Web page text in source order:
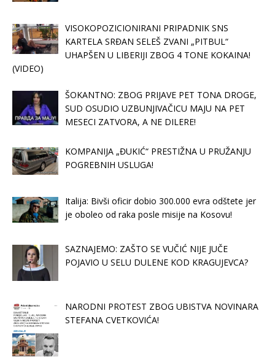
VISOKOPOZICIONIRANI PRIPADNIK SNS
KARTELA SRĐAN SELEŠ ZVANI „PITBUL“
UHAPŠEN U LIBERIJI ZBOG 4 TONE KOKAINA!
(VIDEO)
ŠOKANTNO: ZBOG PRIJAVE PET TONA DROGE,
SUD OSUDIO UZBUNJIVAČICU MAJU NA PET
MESECI ZATVORA, A NE DILERE!
KOMPANIJA „ĐUKIĆ“ PRESTIŽNA U PRUŽANJU
POGREBNIH USLUGA!
Italija: Bivši oficir dobio 300.000 evra odštete jer
je oboleo od raka posle misije na Kosovu!
SAZNAJEMO: ZAŠTO SE VUČIĆ NIJE JUČE
POJAVIO U SELU DULENE KOD KRAGUJEVCA?
NARODNI PROTEST ZBOG UBISTVA NOVINARA
STEFANA CVETKOVIĆA!